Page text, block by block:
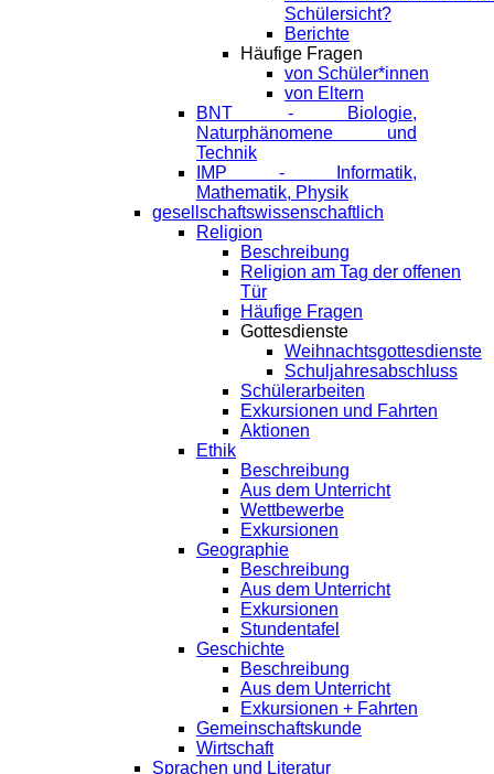
Schülersicht?
Berichte
Häufige Fragen
von Schüler*innen
von Eltern
BNT - Biologie,
Naturphänomene und
Technik
IMP - Informatik,
Mathematik, Physik
gesellschaftswissenschaftlich
Religion
Beschreibung
Religion am Tag der offenen
Tür
Häufige Fragen
Gottesdienste
Weihnachtsgottesdienste
Schuljahresabschluss
Schülerarbeiten
Exkursionen und Fahrten
Aktionen
Ethik
Beschreibung
Aus dem Unterricht
Wettbewerbe
Exkursionen
Geographie
Beschreibung
Aus dem Unterricht
Exkursionen
Stundentafel
Geschichte
Beschreibung
Aus dem Unterricht
Exkursionen + Fahrten
Gemeinschaftskunde
Wirtschaft
Sprachen und Literatur